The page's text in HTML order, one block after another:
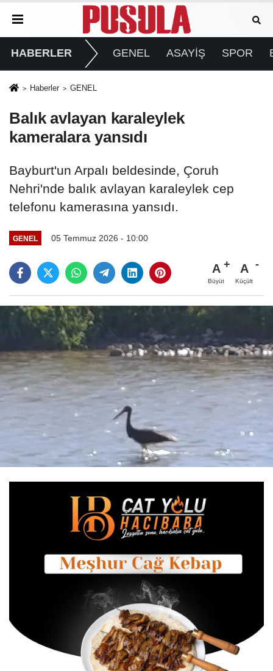
HABERLER GENEL ASAYİŞ SPOR
Haberler GENEL
Balık avlayan karaleylek
kameralara yansıdı
Bayburt'un Arpalı beldesinde, Çoruh
Nehri'nde balık avlayan karaleylek cep
telefonu kamerasına yansıdı.
GENEL 05 Temmuz 2026 - 10:00
A
Büyüt
A
Küçült